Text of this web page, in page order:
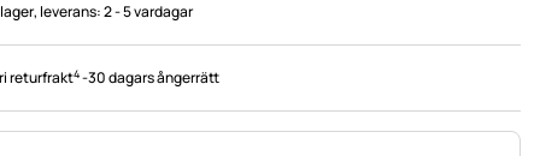
, leverans:2 - 5 vardagar
returfrakt4-30 dagars ångerrätt